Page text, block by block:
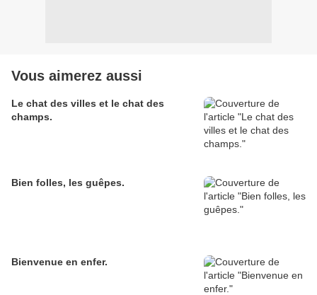
Vous aimerez aussi
Le chat des villes et le chat des
champs.
Bien folles, les guêpes.
Bienvenue en enfer.